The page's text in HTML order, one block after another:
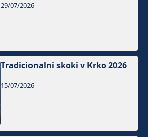
29/07/2026
Tradicionalni skoki v Krko 2026
15/07/2026